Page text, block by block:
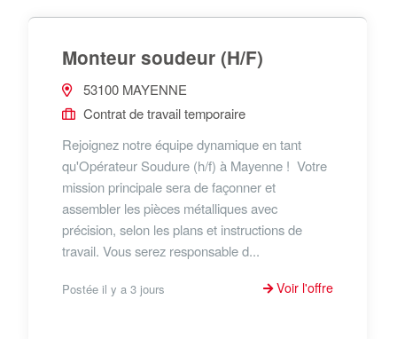
Monteur soudeur (H/F)
53100 MAYENNE
Contrat de travail temporaire
Rejoignez notre équipe dynamique en tant
qu'Opérateur Soudure (h/f) à Mayenne ! Votre
mission principale sera de façonner et
assembler les pièces métalliques avec
précision, selon les plans et instructions de
travail. Vous serez responsable d...
Postée il y a 3 jours Voir l'offre